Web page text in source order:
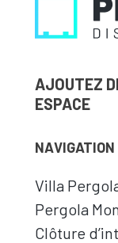
AJOUTEZ
ESPACE
NAVIGATION
Villa
Pergola
Clôture